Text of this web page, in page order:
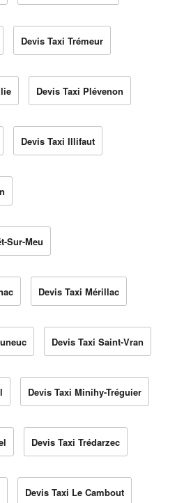
Devis Taxi Trémeur
Devis Taxi Plévenon
Devis Taxi Illifaut
Sur-Meu
Devis Taxi Mérillac
Devis Taxi Saint-Vran
Devis Taxi Minihy-Tréguier
Devis Taxi Trédarzec
Devis Taxi Le Cambout